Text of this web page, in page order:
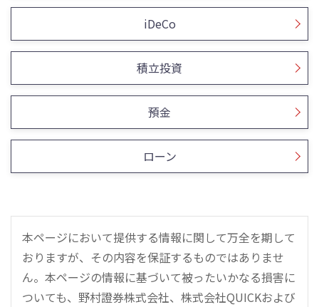
iDeCo
積立投資
預金
ローン
本ページにおいて提供する情報に関して万全を期して
おりますが、その内容を保証するものではありませ
ん。本ページの情報に基づいて被ったいかなる損害に
ついても、野村證券株式会社、株式会社QUICKおよび